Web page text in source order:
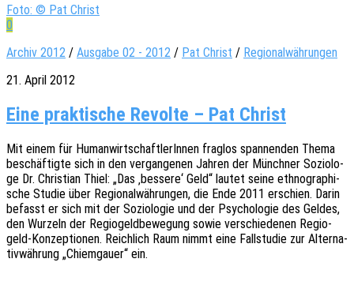
Foto: © Pat Christ
0
Archiv 2012 / Ausgabe 02 - 2012 / Pat Christ / Regionalwährungen
21. April 2012
Eine praktische Revolte – Pat Christ
Mit einem für Human­wirt­schaft­le­rIn­nen frag­los span­nen­den Thema
beschäf­tig­te sich in den vergan­ge­nen Jahren der Münch­ner Sozio­lo­
ge Dr. Chris­ti­an Thiel: „Das ‚besse­re‘ Geld“ lautet seine ethno­gra­phi­
sche Studie über Regio­nal­wäh­run­gen, die Ende 2011 erschien. Darin
befasst er sich mit der Sozio­lo­gie und der Psycho­lo­gie des Geldes,
den Wurzeln der Regio­geld­be­we­gung sowie verschie­de­nen Regio­
geld-Konzep­tio­nen. Reich­lich Raum nimmt eine Fall­stu­die zur Alter­na­
tiv­wäh­rung „Chiem­gau­er“ ein.